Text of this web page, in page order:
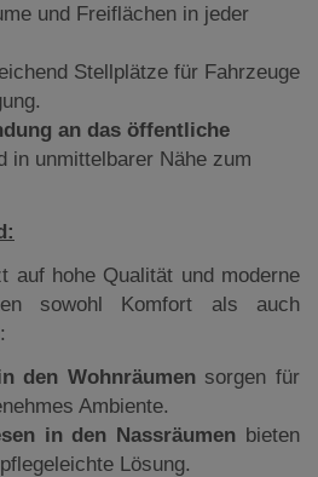
und Freiflächen in jeder
Stellplätze für Fahrzeuge
an das öffentliche
in unmittelbarer Nähe zum
auf hohe Qualität und moderne
sowohl Komfort als auch
den Wohnräumensorgen für
Ambiente.
in den Nassräumen bieten
Lösung.